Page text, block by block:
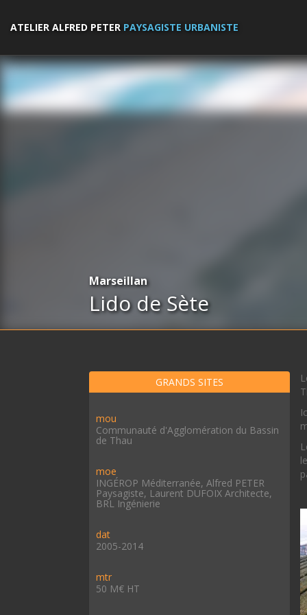
ATELIER ALFRED PETER PAYSAGISTE URBANISTE
Marseillan
Lido de Sète
GRANDS SITES
mou
Communauté d'Agglomération du Bassin
de Thau
moe
INGÉROP Méditerranée, Alfred PETER
Paysagiste, Laurent DUFOIX Architecte,
BRL Ingénierie
dat
2005-2014
mtr
50 M€ HT